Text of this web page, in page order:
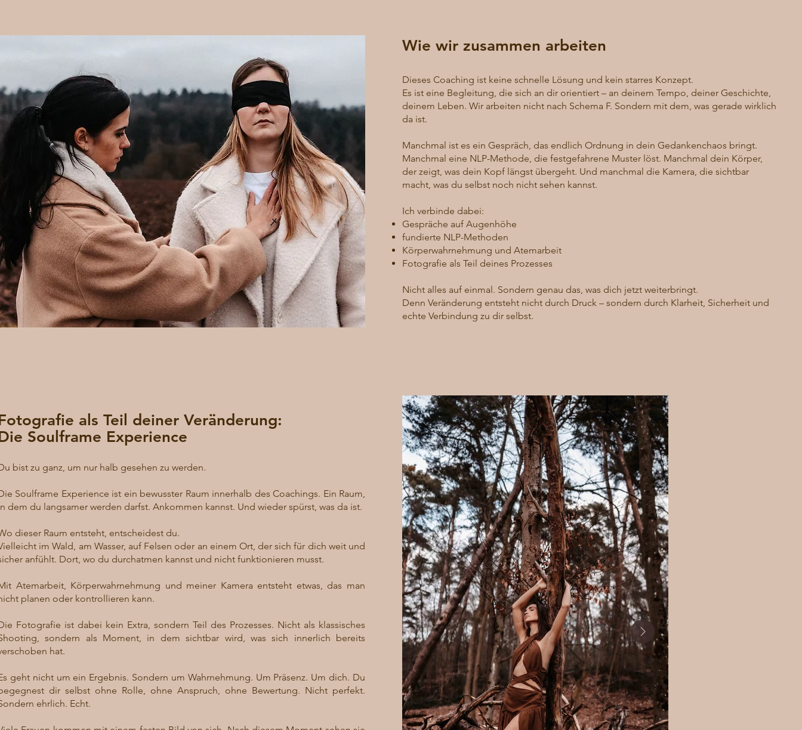
als Teil deiner Veränderung:
Soulframe Experience
bist zu ganz, um nur halb gesehen zu werden.
Soulframe Experience ist ein bewusster Raum innerhalb des Coachings. Ein Raum,
dem du langsamer werden darfst. Ankommen kannst. Und wieder spürst, was da ist.
dieser Raum entsteht, entscheidest du.
im Wald, am Wasser, auf Felsen oder an einem Ort, der sich für dich weit und
anfühlt. Dort, wo du durchatmen kannst und nicht funktionieren musst.
Atemarbeit, Körperwahrnehmung und meiner Kamera entsteht etwas, das man
planen oder kontrollieren kann.
Fotografie ist dabei kein Extra, sondern Teil des Prozesses. Nicht als klassisches
sondern als Moment, in dem sichtbar wird, was sich innerlich bereits
hat.
geht nicht um ein Ergebnis. Sondern um Wahrnehmung. Um Präsenz. Um dich. Du
dir selbst ohne Rolle, ohne Anspruch, ohne Bewertung. Nicht perfekt.
ehrlich. Echt.
Wie wir zusammen arbeiten
Dieses Coaching ist keine schnelle Lösung und kein starres Konzept.
Es ist eine Begleitung, die sich an dir orientiert – an deinem Tempo, deiner Geschichte,
deinem Leben. Wir arbeiten nicht nach Schema F. Sondern mit dem, was gerade wirklich
da ist.
Manchmal ist es ein Gespräch, das endlich Ordnung in dein Gedankenchaos bringt.
Manchmal eine NLP-Methode, die festgefahrene Muster löst. Manchmal dein Körper,
der zeigt, was dein Kopf längst übergeht. Und manchmal die Kamera, die sichtbar
macht, was du selbst noch nicht sehen kannst.
Ich verbinde dabei:
Gespräche auf Augenhöhe
fundierte NLP-Methoden
Körperwahrnehmung und Atemarbeit
Fotografie als Teil deines Prozesses
Nicht alles auf einmal. Sondern genau das, was dich jetzt weiterbringt.
Denn Veränderung entsteht nicht durch Druck – sondern durch Klarheit, Sicherheit und
echte Verbindung zu dir selbst.